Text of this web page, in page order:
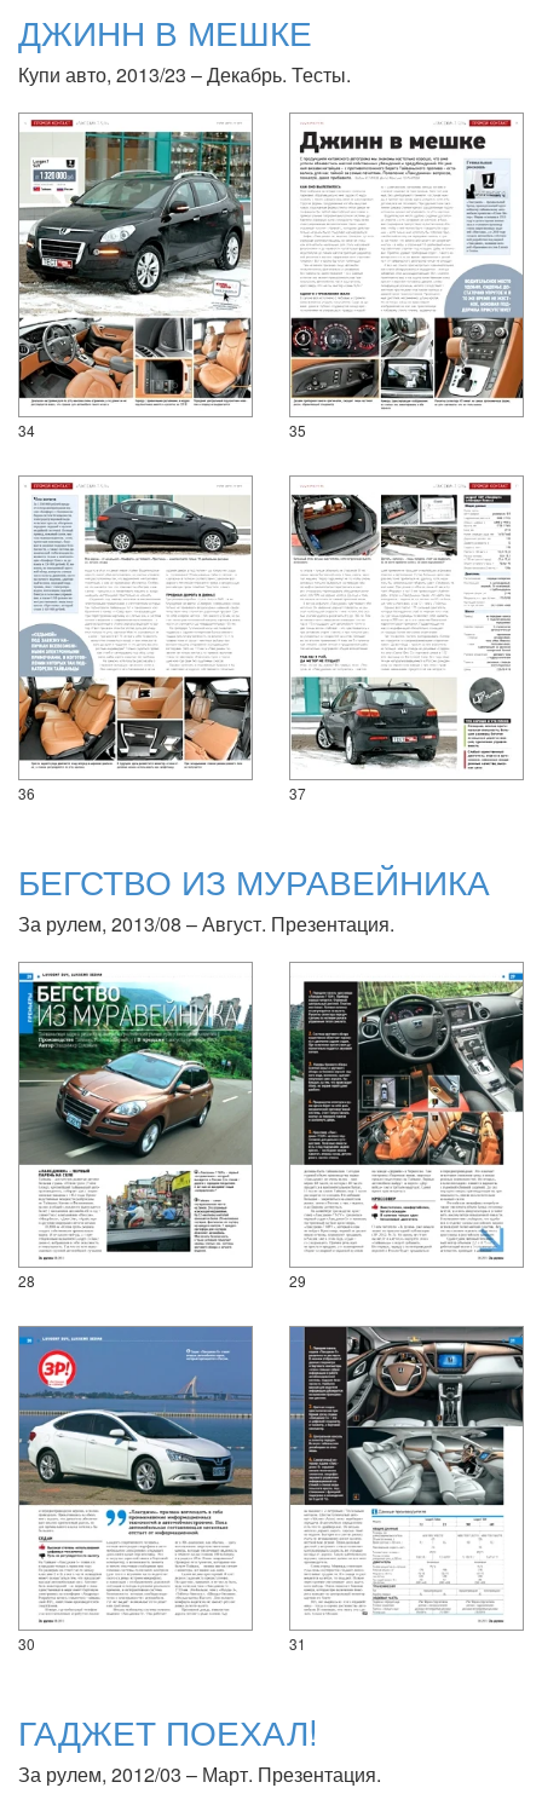
ДЖИНН В МЕШКЕ
Купи авто, 2013/23 – Декабрь. Тесты.
34 35
36 37
БЕГСТВО ИЗ МУРАВЕЙНИКА
За рулем, 2013/08 – Август. Презентация.
28 29
30 31
ГАДЖЕТ ПОЕХАЛ!
За рулем, 2012/03 – Март. Презентация.